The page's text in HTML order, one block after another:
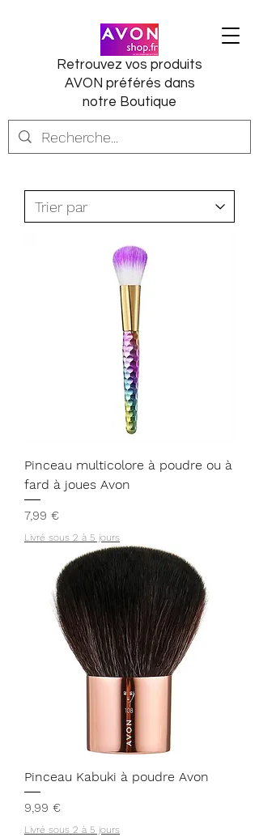
Retrouvez vos produits
AVON préférés dans
notre Boutique
Pinceau multicolore à poudre ou à
fard à joues Avon
Prix
7,99 €
Livré sous 2 à 5 jours
Pinceau Kabuki à poudre Avon
Prix
9,99 €
Livré sous 2 à 5 jours